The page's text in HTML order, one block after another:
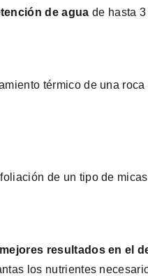
de agua de hasta
térmico de una
de un tipo de
mejores resultados en el
los nutrientes